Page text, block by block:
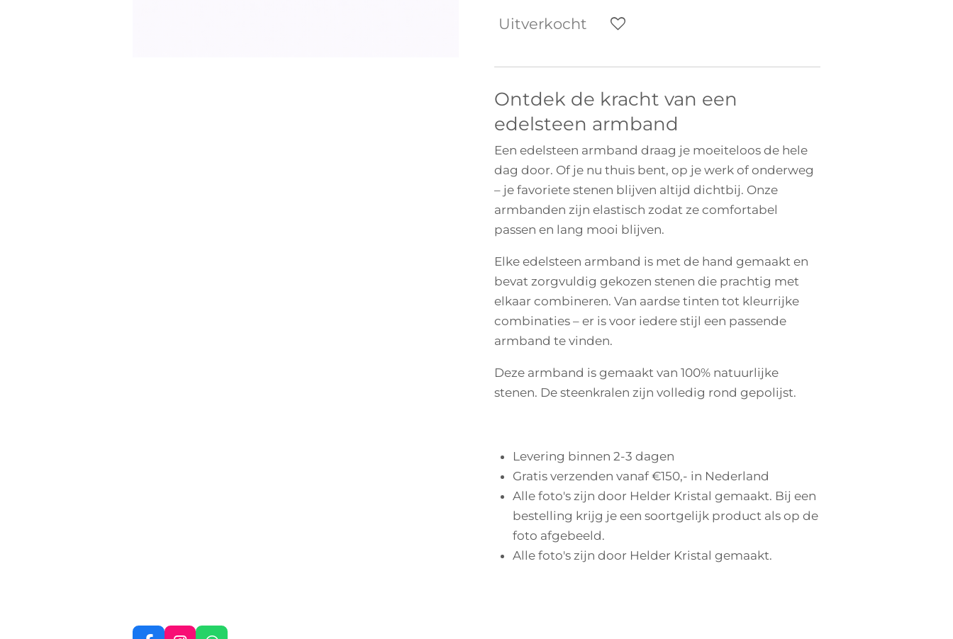
Uitverkocht
Ontdek de kracht van een
edelsteen armband
Een edelsteen armband draag je moeiteloos de hele
dag door. Of je nu thuis bent, op je werk of onderweg
– je favoriete stenen blijven altijd dichtbij. Onze
armbanden zijn elastisch zodat ze comfortabel
passen en lang mooi blijven.
Elke edelsteen armband is met de hand gemaakt en
bevat zorgvuldig gekozen stenen die prachtig met
elkaar combineren. Van aardse tinten tot kleurrijke
combinaties – er is voor iedere stijl een passende
armband te vinden.
Deze armband is gemaakt van 100% natuurlijke
stenen. De steenkralen zijn volledig rond gepolijst.
Levering binnen 2-3 dagen
Gratis verzenden vanaf €150,- in Nederland
Alle foto's zijn door Helder Kristal gemaakt. Bij een
bestelling krijg je een soortgelijk product als op de
foto afgebeeld.
Alle foto's zijn door Helder Kristal gemaakt.